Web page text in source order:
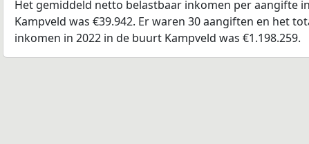
Het gemiddeld netto belastbaar inkomen per aangifte
Kampveld was €39.942. Er waren 30 aangiften en het
inkomen in 2022 in de buurt Kampveld was €1.198.259.